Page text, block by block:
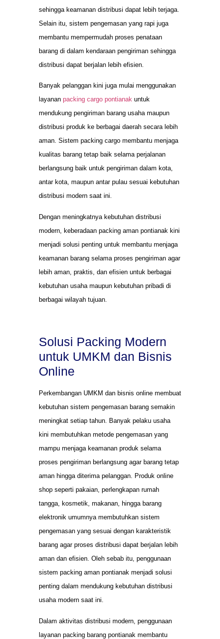
sehingga keamanan distribusi dapat lebih terjaga.
Selain itu, sistem pengemasan yang rapi juga
membantu mempermudah proses penataan
barang di dalam kendaraan pengiriman sehingga
distribusi dapat berjalan lebih efisien.
Banyak pelanggan kini juga mulai menggunakan
layanan packing cargo pontianak untuk
mendukung pengiriman barang usaha maupun
distribusi produk ke berbagai daerah secara lebih
aman. Sistem packing cargo membantu menjaga
kualitas barang tetap baik selama perjalanan
berlangsung baik untuk pengiriman dalam kota,
antar kota, maupun antar pulau sesuai kebutuhan
distribusi modern saat ini.
Dengan meningkatnya kebutuhan distribusi
modern, keberadaan packing aman pontianak kini
menjadi solusi penting untuk membantu menjaga
keamanan barang selama proses pengiriman agar
lebih aman, praktis, dan efisien untuk berbagai
kebutuhan usaha maupun kebutuhan pribadi di
berbagai wilayah tujuan.
Solusi Packing Modern
untuk UMKM dan Bisnis
Online
Perkembangan UMKM dan bisnis online membuat
kebutuhan sistem pengemasan barang semakin
meningkat setiap tahun. Banyak pelaku usaha
kini membutuhkan metode pengemasan yang
mampu menjaga keamanan produk selama
proses pengiriman berlangsung agar barang tetap
aman hingga diterima pelanggan. Produk online
shop seperti pakaian, perlengkapan rumah
tangga, kosmetik, makanan, hingga barang
elektronik umumnya membutuhkan sistem
pengemasan yang sesuai dengan karakteristik
barang agar proses distribusi dapat berjalan lebih
aman dan efisien. Oleh sebab itu, penggunaan
sistem packing aman pontianak menjadi solusi
penting dalam mendukung kebutuhan distribusi
usaha modern saat ini.
Dalam aktivitas distribusi modern, penggunaan
layanan packing barang pontianak membantu